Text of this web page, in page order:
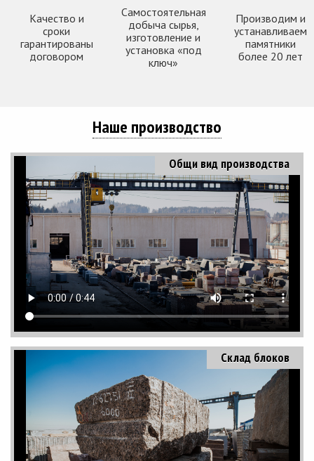
Качество и
сроки
гарантированы
договором
Самостоятельная
добыча сырья,
изготовление и
установка «под
ключ»
Производим и
устанавливаем
памятники
более 20 лет
Наше производство
Общи вид производства
Склад блоков